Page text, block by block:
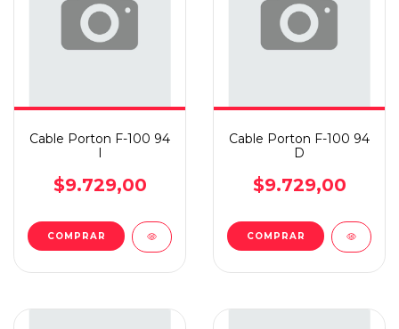
Cable Porton F-100 94
I
$9.729,00
COMPRAR
Cable Porton F-100 94
D
$9.729,00
COMPRAR